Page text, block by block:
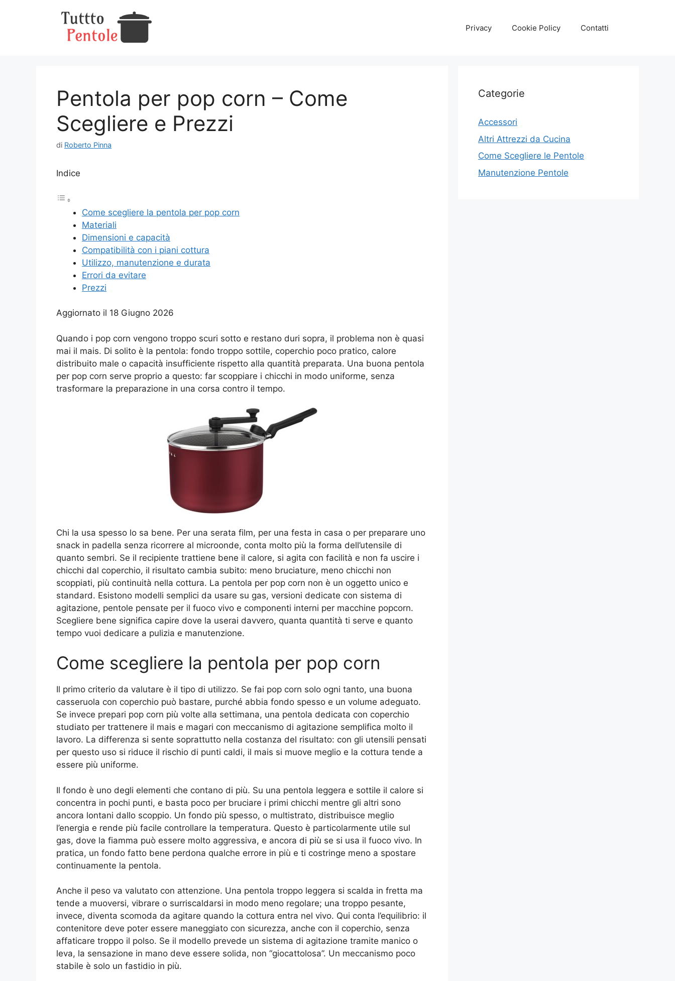
Privacy Cookie Policy Contatti
Pentola per pop corn​ – Come
Scegliere e Prezzi
di Roberto Pinna
Indice
Come scegliere la pentola per pop corn​
Materiali
Dimensioni e capacità
Compatibilità con i piani cottura
Utilizzo, manutenzione e durata
Errori da evitare
Prezzi
Aggiornato il 18 Giugno 2026
Quando i pop corn vengono troppo scuri sotto e restano duri sopra, il problema non è quasi
mai il mais. Di solito è la pentola: fondo troppo sottile, coperchio poco pratico, calore
distribuito male o capacità insufficiente rispetto alla quantità preparata. Una buona pentola
per pop corn serve proprio a questo: far scoppiare i chicchi in modo uniforme, senza
trasformare la preparazione in una corsa contro il tempo.
Chi la usa spesso lo sa bene. Per una serata film, per una festa in casa o per preparare uno
snack in padella senza ricorrere al microonde, conta molto più la forma dell’utensile di
quanto sembri. Se il recipiente trattiene bene il calore, si agita con facilità e non fa uscire i
chicchi dal coperchio, il risultato cambia subito: meno bruciature, meno chicchi non
scoppiati, più continuità nella cottura. La pentola per pop corn non è un oggetto unico e
standard. Esistono modelli semplici da usare su gas, versioni dedicate con sistema di
agitazione, pentole pensate per il fuoco vivo e componenti interni per macchine popcorn.
Scegliere bene significa capire dove la userai davvero, quanta quantità ti serve e quanto
tempo vuoi dedicare a pulizia e manutenzione.
Come scegliere la pentola per pop corn​
Il primo criterio da valutare è il tipo di utilizzo. Se fai pop corn solo ogni tanto, una buona
casseruola con coperchio può bastare, purché abbia fondo spesso e un volume adeguato.
Se invece prepari pop corn più volte alla settimana, una pentola dedicata con coperchio
studiato per trattenere il mais e magari con meccanismo di agitazione semplifica molto il
lavoro. La differenza si sente soprattutto nella costanza del risultato: con gli utensili pensati
per questo uso si riduce il rischio di punti caldi, il mais si muove meglio e la cottura tende a
essere più uniforme.
Il fondo è uno degli elementi che contano di più. Su una pentola leggera e sottile il calore si
concentra in pochi punti, e basta poco per bruciare i primi chicchi mentre gli altri sono
ancora lontani dallo scoppio. Un fondo più spesso, o multistrato, distribuisce meglio
l’energia e rende più facile controllare la temperatura. Questo è particolarmente utile sul
gas, dove la fiamma può essere molto aggressiva, e ancora di più se si usa il fuoco vivo. In
pratica, un fondo fatto bene perdona qualche errore in più e ti costringe meno a spostare
continuamente la pentola.
Anche il peso va valutato con attenzione. Una pentola troppo leggera si scalda in fretta ma
tende a muoversi, vibrare o surriscaldarsi in modo meno regolare; una troppo pesante,
invece, diventa scomoda da agitare quando la cottura entra nel vivo. Qui conta l’equilibrio: il
contenitore deve poter essere maneggiato con sicurezza, anche con il coperchio, senza
affaticare troppo il polso. Se il modello prevede un sistema di agitazione tramite manico o
leva, la sensazione in mano deve essere solida, non “giocattolosa”. Un meccanismo poco
stabile è solo un fastidio in più.
Categorie
Accessori
Altri Attrezzi da Cucina
Come Scegliere le Pentole
Manutenzione Pentole